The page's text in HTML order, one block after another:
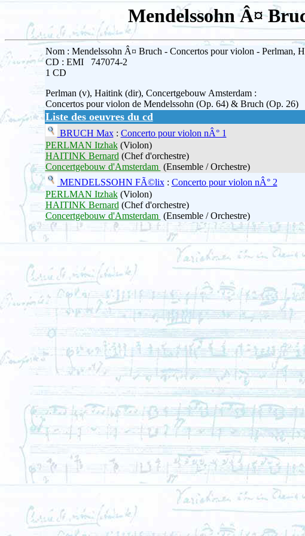
Mendelssohn Â¤
Nom : Mendelssohn Â¤ Bruch - Concertos pour violon - Perlman,
CD : EMI 747074-2
1 CD
Perlman (v), Haitink (dir), Concertgebouw Amsterdam :
Concertos pour violon de Mendelssohn (Op. 64) & Bruch (Op. 26)
Liste des oeuvres du cd
BRUCH Max: Concerto pour violon nÂ° 1
PERLMAN Itzhak(Violon)
HAITINK Bernard(Chef d'orchestre)
Concertgebouw d'Amsterdam (Ensemble / Orchestre)
MENDELSSOHN FÃ©lix: Concerto pour violon nÂ° 2
PERLMAN Itzhak(Violon)
HAITINK Bernard(Chef d'orchestre)
Concertgebouw d'Amsterdam (Ensemble / Orchestre)